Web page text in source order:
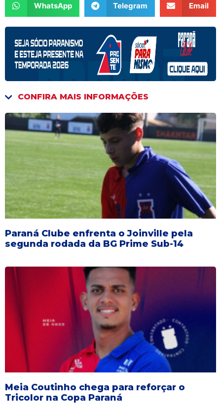
WhatsApp Telegram Email
CONFIRA MAIS INFORMAÇÕES
Paraná Clube enfrenta o Joinville pela
segunda rodada da BG Prime Sub-14
Meia Coutinho chega para reforçar o
Tricolor na Copa Paraná